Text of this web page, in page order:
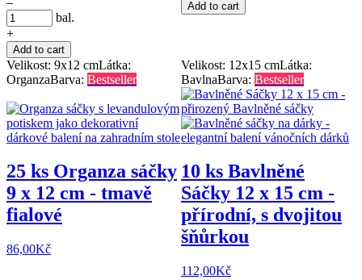
bal.
+
Add to cart
Add to cart
Velikost: 9x12 cmLátka:
OrganzaBarva: Bestseller
25 ks Organza sáčky
9 x 12 cm - tmavě
fialové
86,00Kč
Velikost: 12x15 cmLátka:
BavlnaBarva: Bestseller
10 ks Bavlněné
Sáčky 12 x 15 cm -
přírodní, s dvojitou
šňůrkou
112,00Kč